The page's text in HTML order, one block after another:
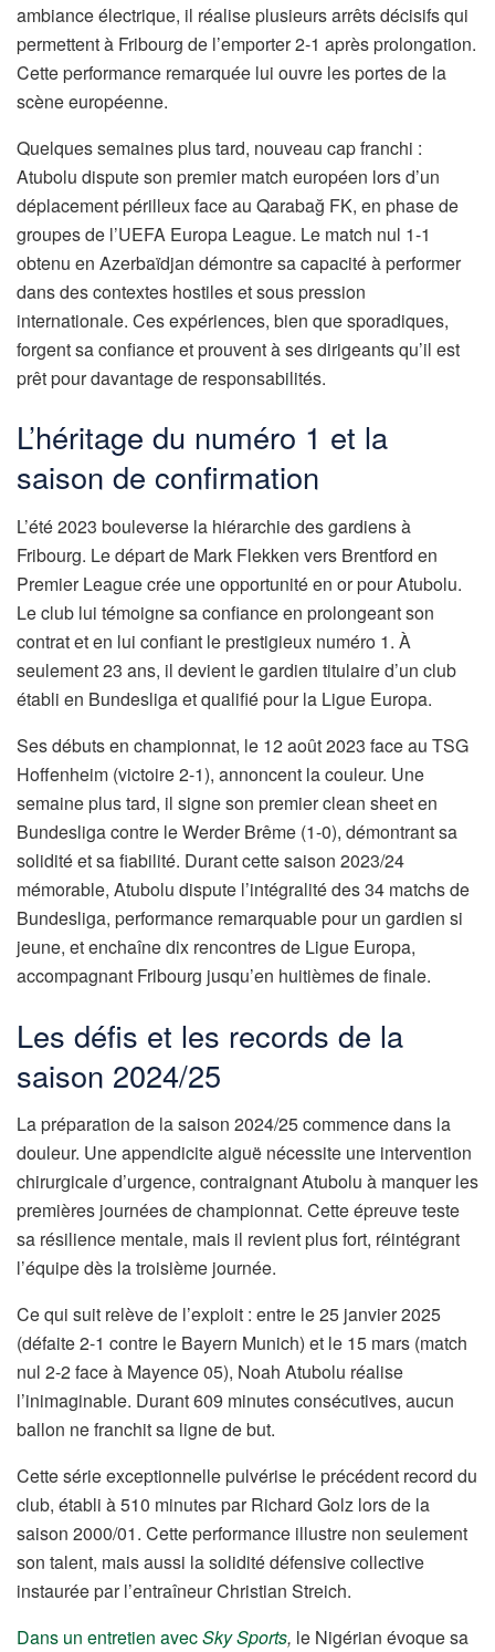
ambiance électrique, il réalise plusieurs arrêts décisifs qui
permettent à Fribourg de l’emporter 2-1 après prolongation.
Cette performance remarquée lui ouvre les portes de la
scène européenne.
Quelques semaines plus tard, nouveau cap franchi :
Atubolu dispute son premier match européen lors d’un
déplacement périlleux face au Qarabağ FK, en phase de
groupes de l’UEFA Europa League. Le match nul 1-1
obtenu en Azerbaïdjan démontre sa capacité à performer
dans des contextes hostiles et sous pression
internationale. Ces expériences, bien que sporadiques,
forgent sa confiance et prouvent à ses dirigeants qu’il est
prêt pour davantage de responsabilités.
L’héritage du numéro 1 et la
saison de confirmation
L’été 2023 bouleverse la hiérarchie des gardiens à
Fribourg. Le départ de Mark Flekken vers Brentford en
Premier League crée une opportunité en or pour Atubolu.
Le club lui témoigne sa confiance en prolongeant son
contrat et en lui confiant le prestigieux numéro 1. À
seulement 23 ans, il devient le gardien titulaire d’un club
établi en Bundesliga et qualifié pour la Ligue Europa.
Ses débuts en championnat, le 12 août 2023 face au TSG
Hoffenheim (victoire 2-1), annoncent la couleur. Une
semaine plus tard, il signe son premier clean sheet en
Bundesliga contre le Werder Brême (1-0), démontrant sa
solidité et sa fiabilité. Durant cette saison 2023/24
mémorable, Atubolu dispute l’intégralité des 34 matchs de
Bundesliga, performance remarquable pour un gardien si
jeune, et enchaîne dix rencontres de Ligue Europa,
accompagnant Fribourg jusqu’en huitièmes de finale.
Les défis et les records de la
saison 2024/25
La préparation de la saison 2024/25 commence dans la
douleur. Une appendicite aiguë nécessite une intervention
chirurgicale d’urgence, contraignant Atubolu à manquer les
premières journées de championnat. Cette épreuve teste
sa résilience mentale, mais il revient plus fort, réintégrant
l’équipe dès la troisième journée.
Ce qui suit relève de l’exploit : entre le 25 janvier 2025
(défaite 2-1 contre le Bayern Munich) et le 15 mars (match
nul 2-2 face à Mayence 05), Noah Atubolu réalise
l’inimaginable. Durant 609 minutes consécutives, aucun
ballon ne franchit sa ligne de but.
Cette série exceptionnelle pulvérise le précédent record du
club, établi à 510 minutes par Richard Golz lors de la
saison 2000/01. Cette performance illustre non seulement
son talent, mais aussi la solidité défensive collective
instaurée par l’entraîneur Christian Streich.
Dans un entretien avecSky Sports, le Nigérian évoque sa